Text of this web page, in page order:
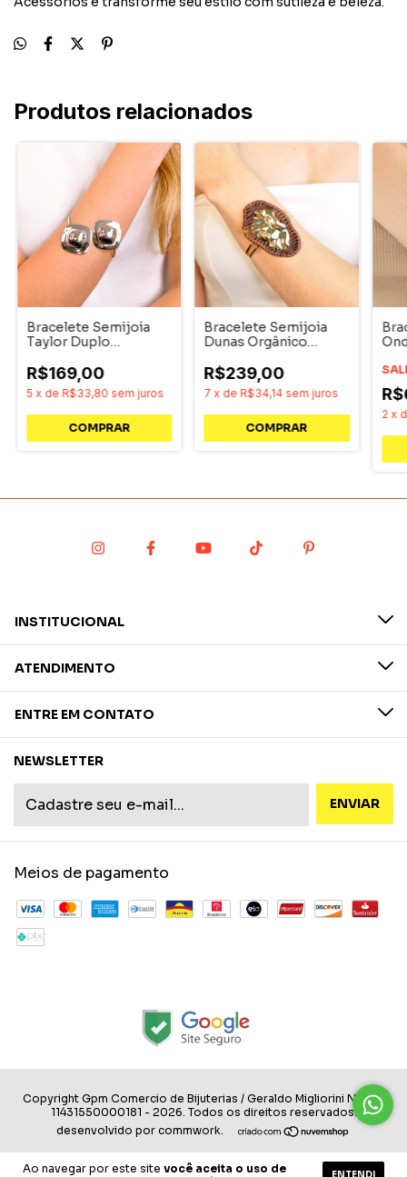
Ao navegar por este site você aceita o uso de
Produtos relacionados
Bracelete Semijoia
Taylor Duplo
R$169,00
5 x de R$33,80 sem juros
Bracelete Semijoia
Dunas Orgânico
Acessórios
R$239,00
7 x de R$34,14 sem juros
2 x
INSTITUCIONAL
ATENDIMENTO
ENTRE EM CONTATO
NEWSLETTER
Meios de pagamento
Copyright Gpm Comercio de Bijuterias / Geraldo Migliorini Neto -
11431550000181 - 2026. Todos os direitos reservados.
desenvolvido por commwork.